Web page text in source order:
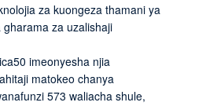
za kuongeza thamani ya
za uzalishaji
imeonyesha njia
matokeo chanya
573 waliacha shule,